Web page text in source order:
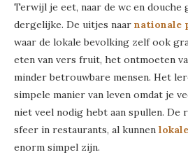
Terwijl je eet, naar de wc en douche
dergelijke. De uitjes naar nationale
waar de lokale bevolking zelf ook
eten van vers fruit, het ontmoeten
minder betrouwbare mensen. Het
simpele manier van leven omdat je
niet veel nodig hebt aan spullen. De
sfeer in restaurants, al kunnen
enorm simpel zijn.